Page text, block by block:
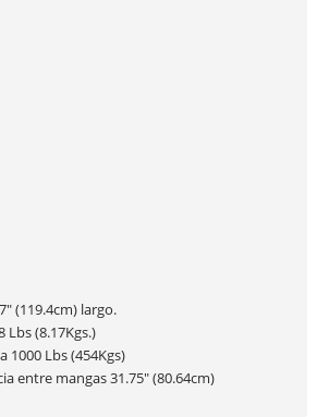
(119.4cm) largo.
Lbs (8.17Kgs.)
1000 Lbs (454Kgs)
entre mangas 31.75" (80.64cm)